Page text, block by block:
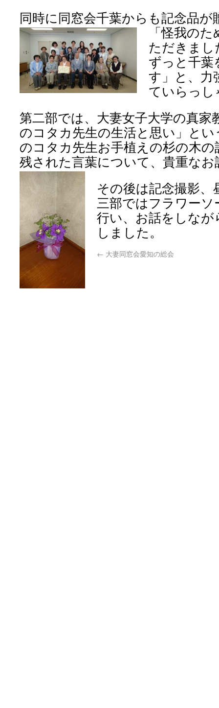
同時に同窓会千葉からも記念品が
「怪我の
ただきま
ずっと千葉
す」と、力
ていらっ
第二部では、大妻女子大学の真家
のコタカ先生の生活と思い」と
のコタカ先生お手植えの杉の木
残された言葉について、貴重な
その後は記念撮影
三部ではフラワー
行い、お話をしな
しました。
← 大妻同窓会愛知の総会